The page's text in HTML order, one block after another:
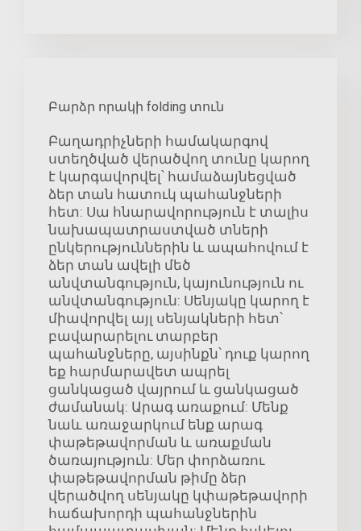
Բարձր որակի folding տուն
Բաղադրիչների համակարգով
ստեղծված վերածվող տունը կարող
է կարգավորվել՝ համաձայնեցված
ձեր տան հատուկ պահանջների
հետ: Սա հնարավորություն է տալիս
նախապատրաստված տների
ընկերություններին և ապահովում է
ձեր տան ավելի մեծ
անվտանգություն, կայունություն ու
անվտանգություն: Սենյակը կարող է
միավորվել այլ սենյակների հետ՝
բավարարելու տարբեր
պահանջները, այսինքն՝ դուք կարող
եք հարմարավետ ապրել
ցանկացած վայրում և ցանկացած
ժամանակ: Արագ առաքում: Մենք
նաև առաջարկում ենք արագ
փաթեթավորման և առաքման
ծառայություն: Մեր փորձառու
փաթեթավորման թիմը ձեր
վերածվող սենյակը կփաթեթավորի
հաճախորդի պահանջներին